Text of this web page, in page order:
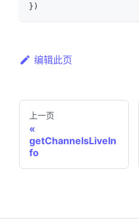
})
编辑此页
上一页
getChannelsLiveIn
fo